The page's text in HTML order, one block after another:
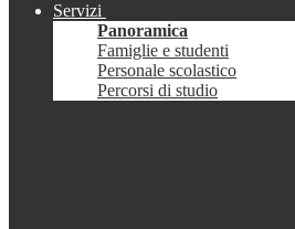
Servizi
Panoramica
Famiglie e studenti
Personale scolastico
Percorsi di studio